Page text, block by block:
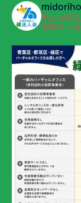
私たち緑
都筑区 の